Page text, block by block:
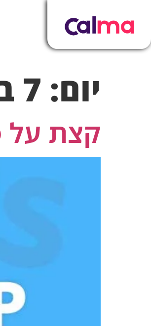
יום: 7 בדצמבר 2023
קצת על